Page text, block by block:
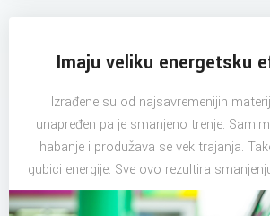
Imaju veliku energetsku
Izrađene su od najsavremenijih
unapređen pa je smanjeno trenje.
habanje i produžava se vek trajanja.
gubici energije. Sve ovo rezultira